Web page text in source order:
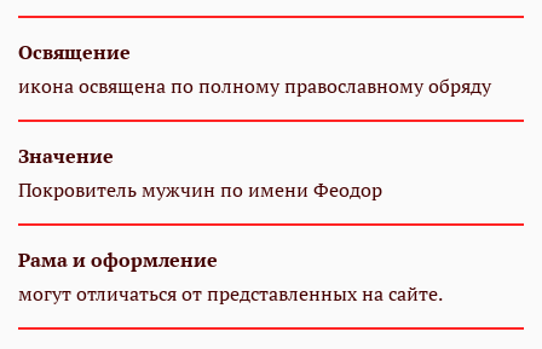
Освящение
икона освящена по полному православному обряду
Значение
Покровитель мужчин по имени Феодор
Рама и оформление
могут отличаться от представленных на сайте.